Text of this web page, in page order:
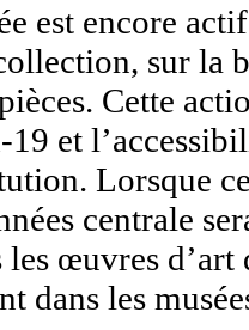
est encore
sur la
Cette
et
Lorsque
centrale
les œuvres
dans les